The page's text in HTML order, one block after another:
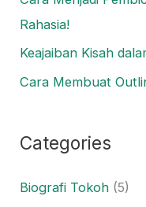
Rahasia!
Keajaiban Kisah
Cara Membuat
Categories
Biografi Tokoh (5)